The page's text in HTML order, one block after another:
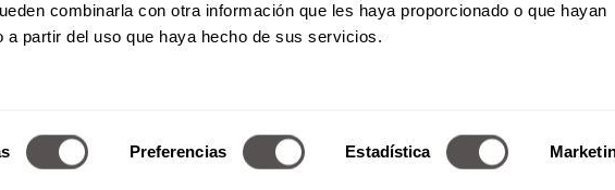
combinarla con otra información que les haya proporcionado o que hayan
a partir del uso que haya hecho de sus servicios.
Preferencias Estadística
© Todos los Derechos Reservados de Media Marketing Knowledge Group
Prohibida la reproducción total o parcial, incluyendo cualquier medio electrónico